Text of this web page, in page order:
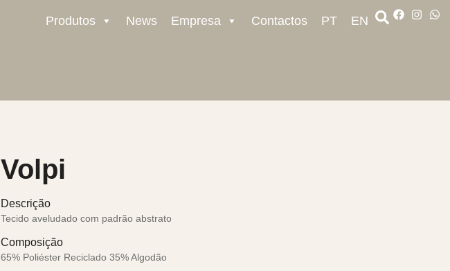
Produtos News Empresa Contactos PT EN
Volpi
Descrição
Tecido aveludado com padrão abstrato
Composição
65% Poliéster Reciclado 35% Algodão